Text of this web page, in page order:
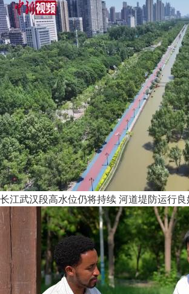
长江武汉段高水位仍将持续 河道堤防运行良